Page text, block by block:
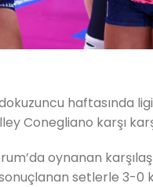
haftasında
Conegliano karşı
oynanan
setlerle 3-0